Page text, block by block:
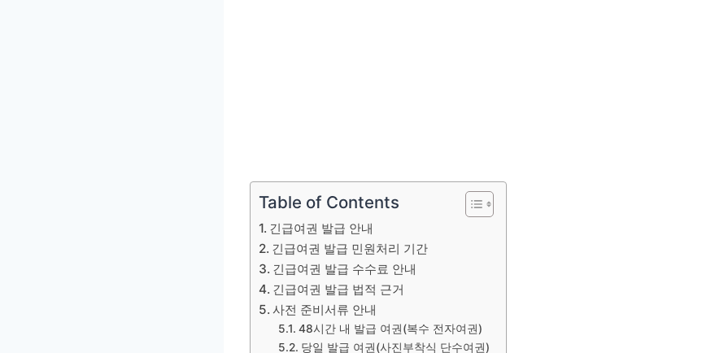
Table of Contents
긴급여권 발급 안내
긴급여권 발급 민원처리 기간
긴급여권 발급 수수료 안내
긴급여권 발급 법적 근거
사전 준비서류 안내
48시간 내 발급 여권(복수 전자여권)
당일 발급 여권(사진부착식 단수여권)